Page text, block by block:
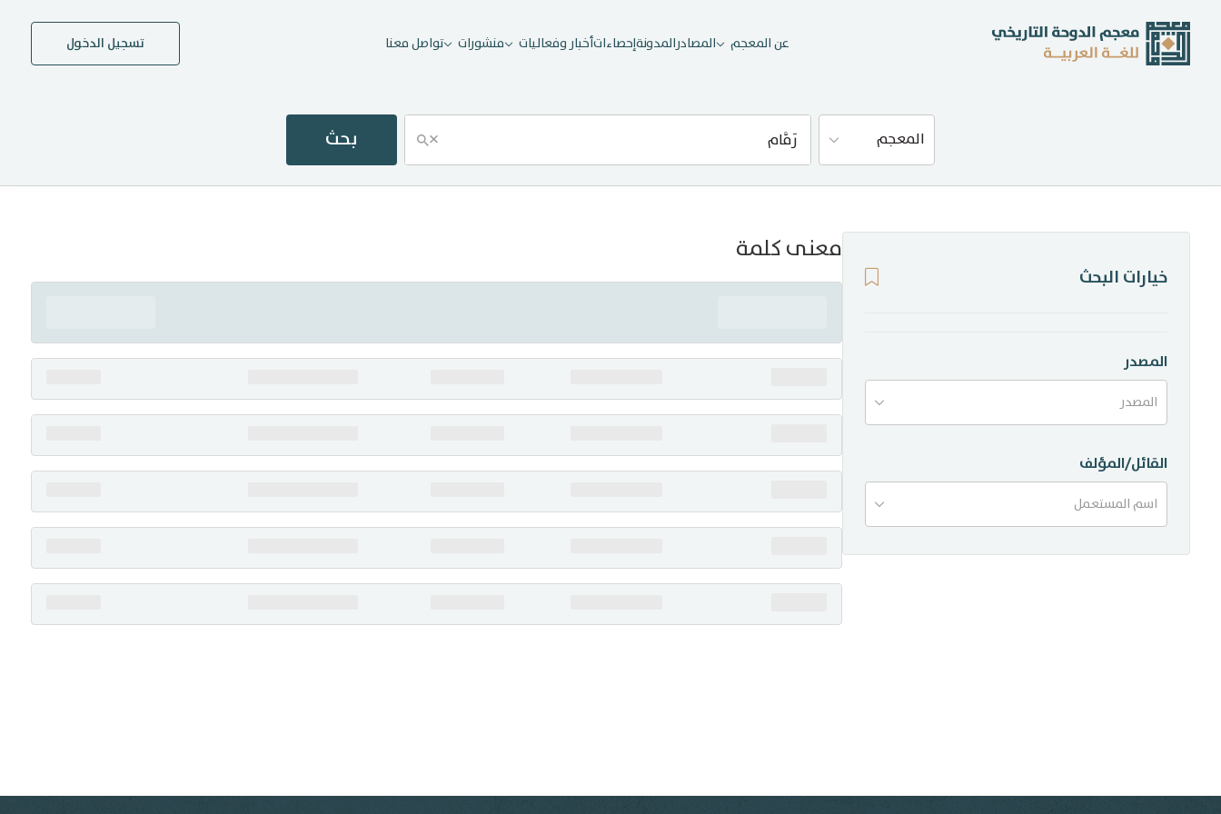
عن المعجم المصادرالمدونةإحصاءاتأخبار وفعاليات منشورات تواصل معنا تسجيل الدخول
المعجم × بحث
إحصاءات
منشورات
تواصل معنا
معنى كلمة
خيارات البحث
المصدر
المصدر
القائل/المؤلف
اسم المستعمل